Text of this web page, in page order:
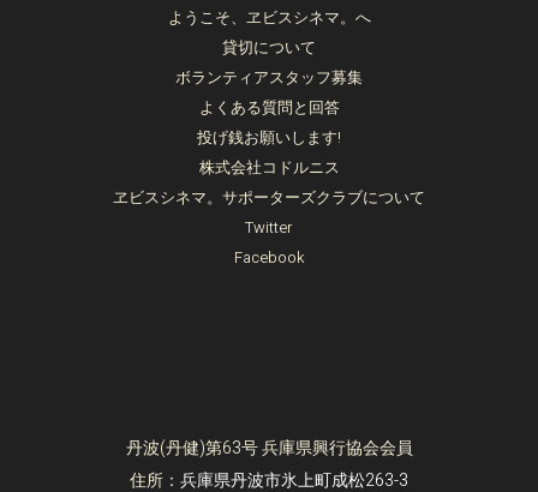
ようこそ、ヱビスシネマ。へ
貸切について
ボランティアスタッフ募集
よくある質問と回答
投げ銭お願いします!
株式会社コドルニス
ヱビスシネマ。サポーターズクラブについて
Twitter
Facebook
丹波(丹健)第63号 兵庫県興行協会会員
住所： 兵庫県丹波市氷上町成松263-3